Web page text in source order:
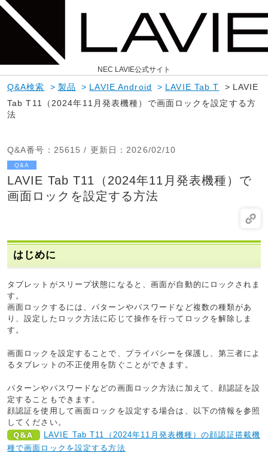
NEC LAVIE公式サイト
Q&A検索 > 製品 > LAVIE Android > LAVIE Tab T > LAVIE
Tab T11（2024年11月発表機種）で画面ロックを設定する方
法
Q&A番号 ：25615 / 更新日 ：2026/02/10
Q&A
LAVIE Tab T11（2024年11月発表機種）で
画面ロックを設定する方法
はじめに
タブレットがスリープ状態になると、画面が自動的にロックされま
す。
画面ロックするには、パターンやパスワードなど複数の種類があ
り、設定したロック方法に応じて操作を行ってロックを解除しま
す。
画面ロックを設定することで、プライバシーを保護し、第三者によ
るタブレットの不正使用を防ぐことができます。
パターンやパスワードなどの画面ロック方法に加えて、顔認証を設
定することもできます。
顔認証を使用して画面ロックを設定する場合は、以下の情報を参照
してください。
LAVIE Tab T11（2024年11月発表機種）の顔認証搭載機
種で画面ロックを設定する方法